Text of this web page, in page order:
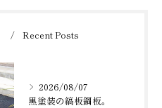
Recent Posts
2026/08/07
黒塗装の縞板鋼板。